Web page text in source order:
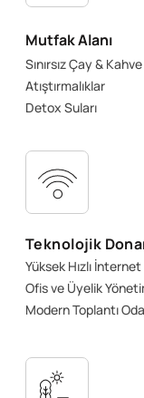
Mutfak Alanı
Sınırsız Çay & Kahve
Atıştırmalıklar
Detox Suları
Teknolojik
Yüksek Hızlı İnternet
Ofis ve Üyelik
Modern Toplantı